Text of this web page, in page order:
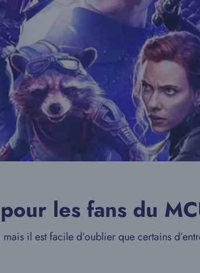
les fans du
mais il est facile d’oublier que certains